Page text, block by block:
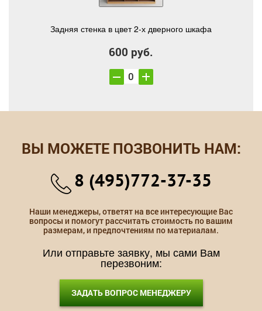
Задняя стенка в цвет 2-х дверного шкафа
600 руб.
ВЫ МОЖЕТЕ ПОЗВОНИТЬ НАМ:
8 (495)772-37-35
Наши менеджеры, ответят на все интересующие Вас
вопросы и помогут рассчитать стоимость по вашим
размерам, и предпочтениям по материалам.
Или отправьте заявку, мы сами Вам
перезвоним:
ЗАДАТЬ ВОПРОС МЕНЕДЖЕРУ